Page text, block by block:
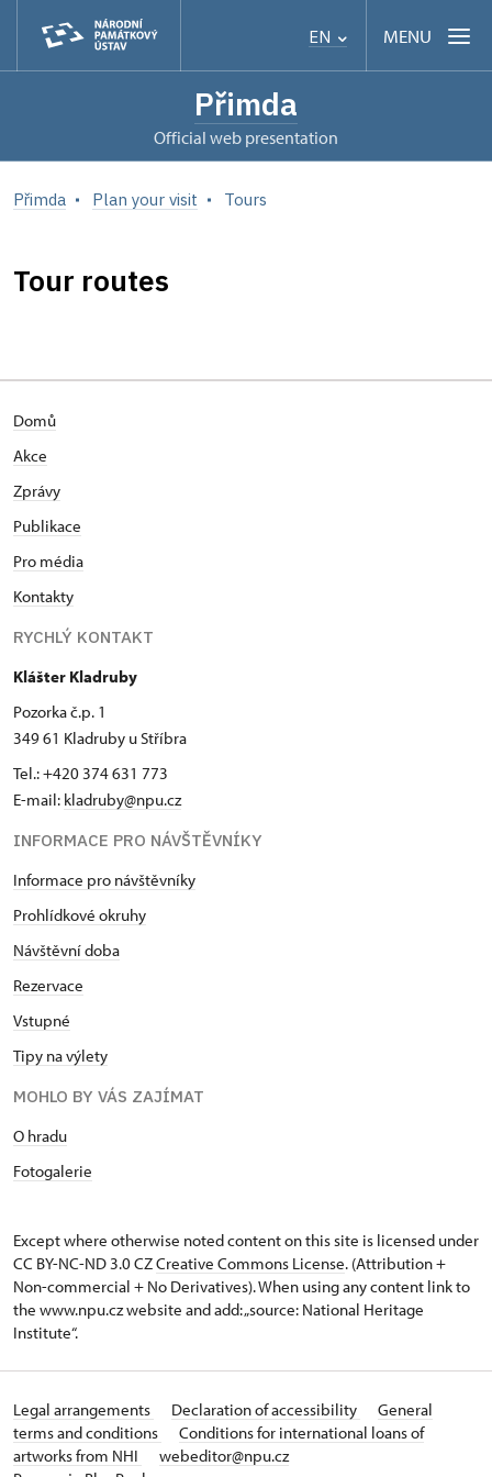
EN MENU
Přimda
Official web presentation
Přimda Plan your visit Tours
Tour routes
Domů
Akce
Zprávy
Publikace
Pro média
Kontakty
RYCHLÝ KONTAKT
Klášter Kladruby
Pozorka č.p. 1
349 61 Kladruby u Stříbra
Tel.: +420 374 631 773
E-mail: kladruby@npu.cz
INFORMACE PRO NÁVŠTĚVNÍKY
Informace pro návštěvníky
Prohlídkové okruhy
Návštěvní doba
Rezervace
Vstupné
Tipy na výlety
MOHLO BY VÁS ZAJÍMAT
O hradu
Fotogalerie
Except where otherwise noted content on this site is licensed under
CC BY-NC-ND 3.0 CZCreative Commons License. (Attribution +
Non-commercial + No Derivatives). When using any content link to
the www.npu.cz website and add: „source: National Heritage
Institute“.
Legal arrangements Declaration of accessibility
General
terms and conditions
Conditions for international loans of
artworks from NHI
webeditor@npu.cz